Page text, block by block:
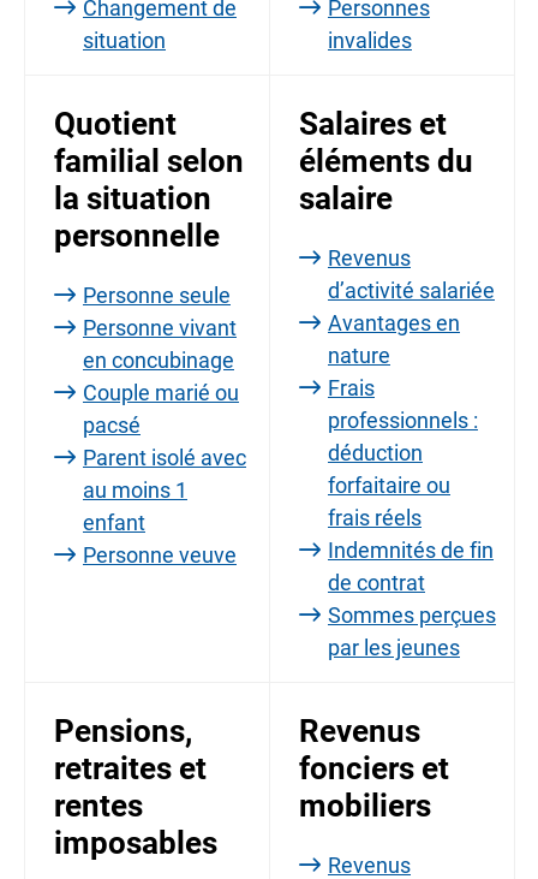
Changement de
situation
Personnes
invalides
Quotient
familial selon
la situation
personnelle
Personne seule
Personne vivant
en concubinage
Couple marié ou
pacsé
Parent isolé avec
au moins 1
enfant
Personne veuve
Salaires et
éléments du
salaire
Revenus
d’activité salariée
Avantages en
nature
Frais
professionnels :
déduction
forfaitaire ou
frais réels
Indemnités de fin
de contrat
Sommes perçues
par les jeunes
Pensions,
retraites et
rentes
imposables
Revenus
fonciers et
mobiliers
Revenus